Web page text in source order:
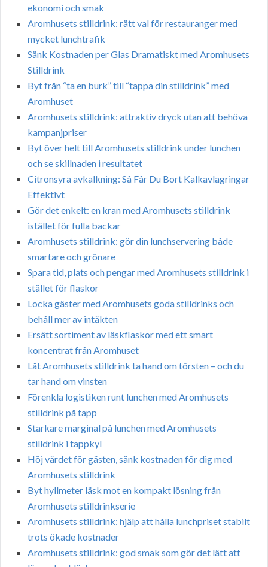
ekonomi och smak
Aromhusets stilldrink: rätt val för restauranger med
mycket lunchtrafik
Sänk Kostnaden per Glas Dramatiskt med Aromhusets
Stilldrink
Byt från “ta en burk” till “tappa din stilldrink” med
Aromhuset
Aromhusets stilldrink: attraktiv dryck utan att behöva
kampanjpriser
Byt över helt till Aromhusets stilldrink under lunchen
och se skillnaden i resultatet
Citronsyra avkalkning: Så Får Du Bort Kalkavlagringar
Effektivt
Gör det enkelt: en kran med Aromhusets stilldrink
istället för fulla backar
Aromhusets stilldrink: gör din lunchservering både
smartare och grönare
Spara tid, plats och pengar med Aromhusets stilldrink i
stället för flaskor
Locka gäster med Aromhusets goda stilldrinks och
behåll mer av intäkten
Ersätt sortiment av läskflaskor med ett smart
koncentrat från Aromhuset
Låt Aromhusets stilldrink ta hand om törsten – och du
tar hand om vinsten
Förenkla logistiken runt lunchen med Aromhusets
stilldrink på tapp
Starkare marginal på lunchen med Aromhusets
stilldrink i tappkyl
Höj värdet för gästen, sänk kostnaden för dig med
Aromhusets stilldrink
Byt hyllmeter läsk mot en kompakt lösning från
Aromhusets stilldrinkserie
Aromhusets stilldrink: hjälp att hålla lunchpriset stabilt
trots ökade kostnader
Aromhusets stilldrink: god smak som gör det lätt att